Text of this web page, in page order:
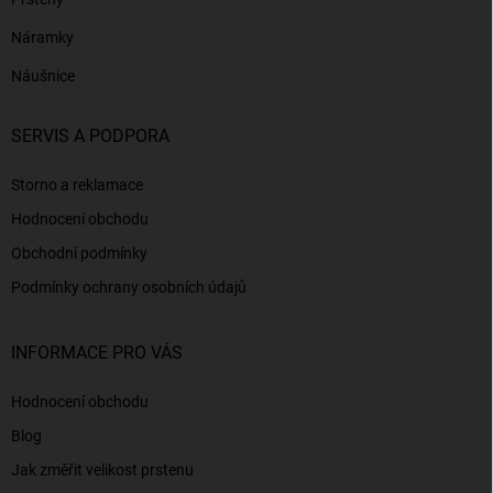
Náramky
Náušnice
SERVIS A PODPORA
Storno a reklamace
Hodnocení obchodu
Obchodní podmínky
Podmínky ochrany osobních údajů
INFORMACE PRO VÁS
Hodnocení obchodu
Blog
Jak změřit velikost prstenu